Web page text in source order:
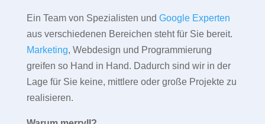
Ein Team von Spezialisten und Google Experten
aus verschiedenen Bereichen steht für Sie bereit.
Marketing, Webdesign und Programmierung
greifen so Hand in Hand. Dadurch sind wir in der
Lage für Sie keine, mittlere oder große Projekte zu
realisieren.